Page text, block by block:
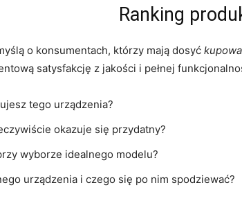
Ranking
o konsumentach, którzy mają dosyć
satysfakcję z jakości i pełnej
tego urządzenia?
okazuje się przydatny?
wyborze idealnego modelu?
urządzenia i czego się po nim spodziewać?